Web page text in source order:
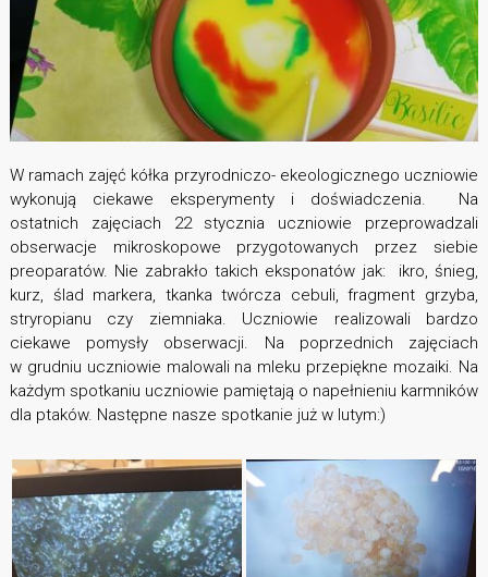
W ramach zajęć kółka przyrodniczo- ekeologicznego uczniowie
wykonują ciekawe eksperymenty i doświadczenia. Na
ostatnich zajęciach 22 stycznia uczniowie przeprowadzali
obserwacje mikroskopowe przygotowanych przez siebie
preoparatów. Nie zabrakło takich eksponatów jak: ikro, śnieg,
kurz, ślad markera, tkanka twórcza cebuli, fragment grzyba,
stryropianu czy ziemniaka. Uczniowie realizowali bardzo
ciekawe pomysły obserwacji. Na poprzednich zajęciach
w grudniu uczniowie malowali na mleku przepiękne mozaiki. Na
każdym spotkaniu uczniowie pamiętają o napełnieniu karmników
dla ptaków. Następne nasze spotkanie już w lutym:)